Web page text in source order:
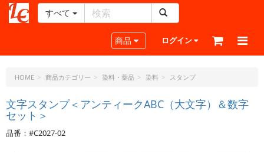
ー
ラ
ト・
ド
ッ
ト・
すべて
Toggle navigation
商品 ログイン
HOME 商品カテゴリー 染料・薬品 染料 スタンプ
文字スタンプ＜アンティークABC（大文字）＆数字
セット＞
品番：#C2027-02